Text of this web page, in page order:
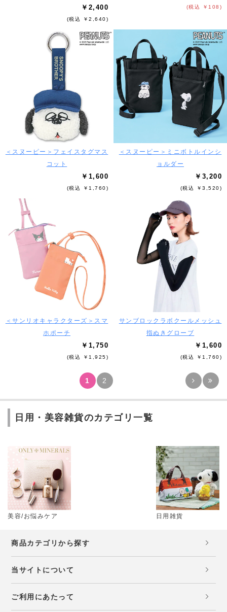
￥2,400
(税込 ￥2,640)
(税込 ￥108)
＜スヌーピー＞フェイスタグマス
コット
￥1,600
(税込 ￥1,760)
＜スヌーピー＞ミニボトルインシ
ョルダー
￥3,200
(税込 ￥3,520)
＜サンリオキャラクターズ＞スマ
ホポーチ
￥1,750
(税込 ￥1,925)
サンブロックラボクールメッシュ
指ぬきグローブ
￥1,600
(税込 ￥1,760)
1 2
日用・美容雑貨のカテゴリ一覧
美容/お悩みケア 日用雑貨
商品カテゴリから探す
当サイトについて
ご利用にあたって